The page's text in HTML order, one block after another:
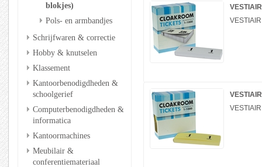
blokjes)
Pols- en armbandjes
Schrijfwaren & correctie
Hobby & knutselen
Klassement
Kantoorbenodigdheden &
schoolgerief
Computerbenodigdheden &
informatica
Kantoormachines
Meubilair &
conferentiemateriaal